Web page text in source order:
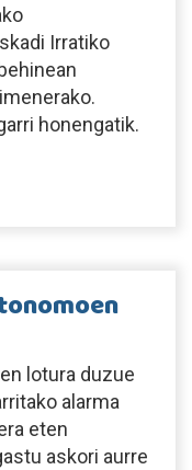
Irratiko
honengatik.
lotura duzue
alarma
eten
askori aurre